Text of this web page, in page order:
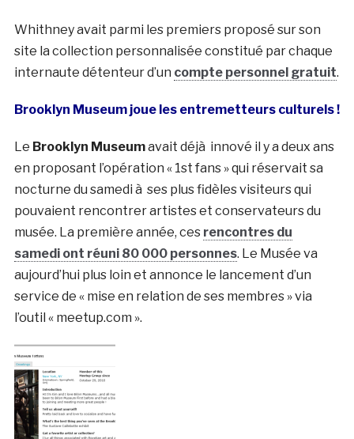
Whithney avait parmi les premiers proposé sur son
site la collection personnalisée constitué par chaque
internaute détenteur d’un compte personnel gratuit.
Brooklyn Museum joue les entremetteurs culturels !
Le Brooklyn Museumavait déjà innové il y a deux ans
en proposant l’opération « 1st fans » qui réservait sa
nocturne du samedi à ses plus fidèles visiteurs qui
pouvaient rencontrer artistes et conservateurs du
musée. La première année, ces rencontres du
samedi ont réuni 80 000 personnes. Le Musée va
aujourd’hui plus loin et annonce le lancement d’un
service de « mise en relation de ses membres » via
l’outil « meetup.com ».